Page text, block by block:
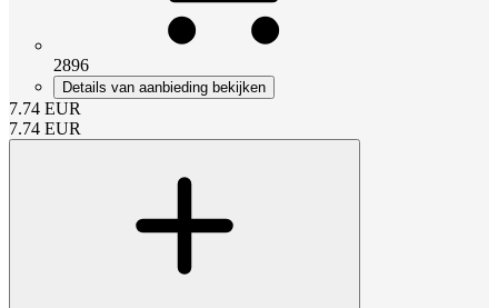
2896
Details van aanbieding bekijken
7.74 EUR
7.74 EUR